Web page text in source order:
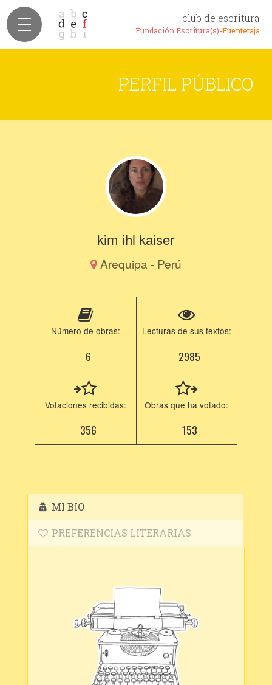
club de escritura
Fundación Escritura(s)-Fuentetaja
PERFIL PÚBLICO
kim ihl kaiser
Arequipa - Perú
Número de obras:
6
Lecturas de sus textos:
2985
Votaciones recibidas:
356
Obras que ha votado:
153
MI BIO
PREFERENCIAS LITERARIAS